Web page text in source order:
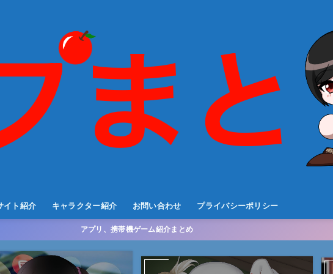
イト紹介 キャラクター紹介 お問い合わせ プライバシーポリシー
アプリ、携帯機ゲーム紹介まとめ